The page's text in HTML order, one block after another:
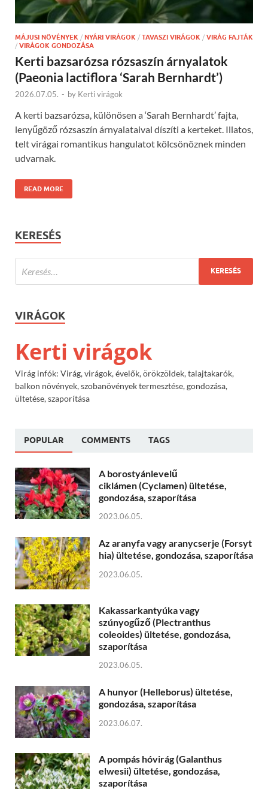
MÁJUSI NÖVÉNYEK / NYÁRI VIRÁGOK / TAVASZI VIRÁGOK / VIRÁG FAJTÁK
/ VIRÁGOK GONDOZÁSA
Kerti bazsarózsa rózsaszín árnyalatok
(Paeonia lactiflora ‘Sarah Bernhardt’)
2026.07.05. - by Kerti virágok
A kerti bazsarózsa, különösen a ‘Sarah Bernhardt’ fajta,
lenyűgöző rózsaszín árnyalataival díszíti a kerteket. Illatos,
telt virágai romantikus hangulatot kölcsönöznek minden
udvarnak.
READ MORE
KERESÉS
VIRÁGOK
Kerti virágok
Virág infók: Virág, virágok, évelők, örökzöldek, talajtakarók,
balkon növények, szobanövények termesztése, gondozása,
ültetése, szaporítása
POPULAR COMMENTS TAGS
A borostyánlevelű
ciklámen (Cyclamen) ültetése,
gondozása, szaporítása
2023.06.05.
Az aranyfa vagy aranycserje (Forsyt
hia) ültetése, gondozása, szaporítása
2023.06.05.
Kakassarkantyúka vagy
szúnyogűző (Plectranthus
coleoides) ültetése, gondozása,
szaporítása
2023.06.05.
A hunyor (Helleborus) ültetése,
gondozása, szaporítása
2023.06.07.
A pompás hóvirág (Galanthus
elwesii) ültetése, gondozása,
szaporítása